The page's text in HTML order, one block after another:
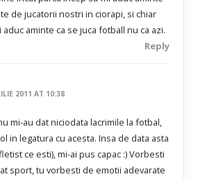
de jucatorii nostri in ciorapi, si chiar
aduc aminte ca se juca fotball nu ca azi.
Reply
2011 AT 10:38
mi-au dat niciodata lacrimile la fotbal,
in legatura cu acesta. Insa de data asta
ce esti), mi-ai pus capac :) Vorbesti
sport, tu vorbesti de emotii adevarate